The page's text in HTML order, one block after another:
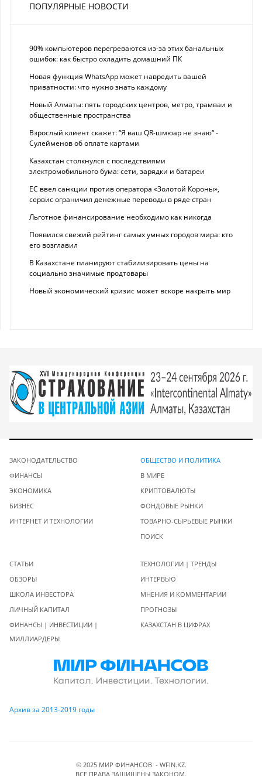
ПОПУЛЯРНЫЕ НОВОСТИ
90% компьютеров перегреваются из-за этих банальных
ошибок: как быстро охладить домашний ПК
Новая функция WhatsApp может навредить вашей
приватности: что нужно знать каждому
Новый Алматы: пять городских центров, метро, трамваи и
общественные пространства
Взрослый клиент скажет: “Я ваш QR-шмюар не знаю“ -
Сулейменов об оплате картами
Казахстан столкнулся с последствиями
электромобильного бума: сети, зарядки и батареи
ЕС ввел санкции против оператора «Золотой Короны»,
сервис ограничил денежные переводы в ряде стран
Льготное финансирование необходимо как никогда
Появился свежий рейтинг самых умных городов мира: кто
его возглавил
В Казахстане планируют стабилизировать цены на
социально значимые продтовары
Новый экономический кризис может вскоре накрыть мир
ЗАКОНОДАТЕЛЬСТВО
ФИНАНСЫ
ЭКОНОМИКА
БИЗНЕС
ИНТЕРНЕТ И ТЕХНОЛОГИИ
ОБЩЕСТВО И ПОЛИТИКА
В МИРЕ
КРИПТОВАЛЮТЫ
ФОНДОВЫЕ РЫНКИ
ТОВАРНО-СЫРЬЕВЫЕ РЫНКИ
ПОИСК
СТАТЬИ
ОБЗОРЫ
ШКОЛА ИНВЕСТОРА
ЛИЧНЫЙ КАПИТАЛ
ФИНАНСЫ | ИНВЕСТИЦИИ |
МИЛЛИАРДЕРЫ
ТЕХНОЛОГИИ | ТРЕНДЫ
ИНТЕРВЬЮ
МНЕНИЯ И КОММЕНТАРИИ
ПРОГНОЗЫ
КАЗАХСТАН В ЦИФРАХ
Архив за 2013-2019 годы
© 2025 МИР ФИНАНСОВ - WFIN.KZ.
ВСЕ ПРАВА ЗАЩИЩЕНЫ ЗАКОНОМ.